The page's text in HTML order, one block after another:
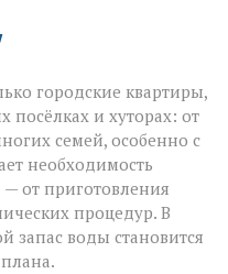
городские квартиры,
посёлках и хуторах: от
семей, особенно с
необходимость
от приготовления
процедур. В
запас воды становится